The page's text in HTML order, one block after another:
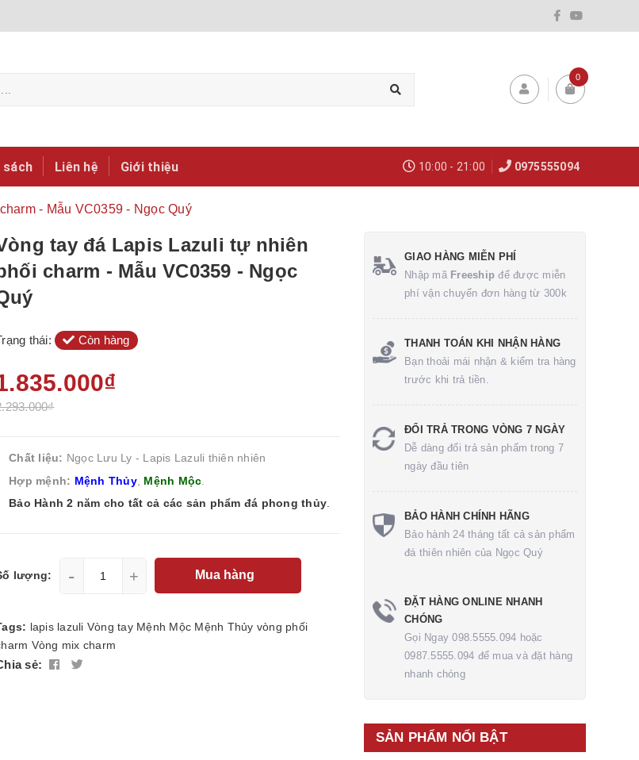
0
sách Liên hệ Giới thiệu 10:00 - 21:00 0975555094
- Mẫu VC0359 - Ngọc Quý
tay đá Lapis Lazuli tự nhiên
charm - Mẫu VC0359 - Ngọc
thái: Còn hàng
Chất liệu: Ngọc Lưu Ly - Lapis Lazuli thiên nhiên
Hợp mệnh: Mệnh Thủy, Mệnh Mộc
Bảo Hành 2 năm cho tất cả các sản phẩm đá phong thủy
lượng: - + Mua hàng
lapis lazuli Vòng tay Mệnh Mộc Mệnh Thủy vòng phối
Vòng mix charm
sẻ:
GIAO HÀNG MIỄN PHÍ
Nhập mã Freeship để được miễn
phí vận chuyển đơn hàng từ 300k
THANH TOÁN KHI NHẬN HÀNG
Bạn thoải mái nhận & kiểm tra hàng
trước khi trả tiền.
ĐỔI TRẢ TRONG VÒNG 7 NGÀY
Dễ dàng đổi trả sản phẩm trong 7
ngày đầu tiên
BẢO HÀNH CHÍNH HÃNG
Bảo hành 24 tháng tất cả sản phẩm
đá thiên nhiên của Ngọc Quý
ĐẶT HÀNG ONLINE NHANH
CHÓNG
Gọi Ngay 098.5555.094 hoặc
0987.5555.094 để mua và đặt hàng
nhanh chóng
SẢN PHẨM NỔI BẬT